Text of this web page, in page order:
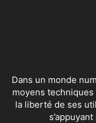
Dans un monde
moyens
la liberté de ses